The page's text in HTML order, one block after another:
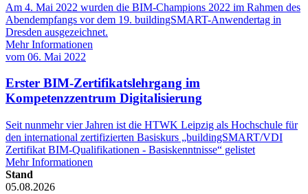
Am 4. Mai 2022 wurden die BIM-Champions 2022 im Rahmen des
Abendempfangs vor dem 19. buildingSMART-Anwendertag in
Dresden ausgezeichnet.
Mehr Informationen
vom 06. Mai 2022
Erster BIM-Zertifikatslehrgang im
Kompetenzzentrum Digitalisierung
Seit nunmehr vier Jahren ist die HTWK Leipzig als Hochschule für
den international zertifizierten Basiskurs „buildingSMART/VDI
Zertifikat BIM-Qualifikationen - Basiskenntnisse“ gelistet
Mehr Informationen
Stand
05.08.2026